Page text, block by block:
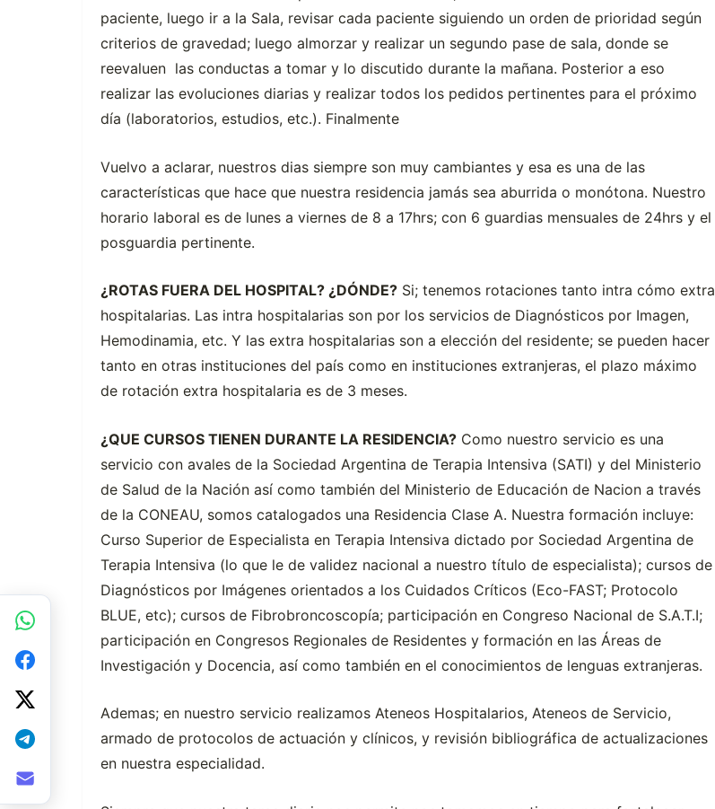
paciente, luego ir a la Sala, revisar cada paciente siguiendo un orden de prioridad según
criterios de gravedad; luego almorzar y realizar un segundo pase de sala, donde se
reevaluen las conductas a tomar y lo discutido durante la mañana. Posterior a eso
realizar las evoluciones diarias y realizar todos los pedidos pertinentes para el próximo
día (laboratorios, estudios, etc.). Finalmente
Vuelvo a aclarar, nuestros dias siempre son muy cambiantes y esa es una de las
características que hace que nuestra residencia jamás sea aburrida o monótona. Nuestro
horario laboral es de lunes a viernes de 8 a 17hrs; con 6 guardias mensuales de 24hrs y el
posguardia pertinente.
¿ROTAS FUERA DEL HOSPITAL? ¿DÓNDE? Si; tenemos rotaciones tanto intra cómo extra
hospitalarias. Las intra hospitalarias son por los servicios de Diagnósticos por Imagen,
Hemodinamia, etc. Y las extra hospitalarias son a elección del residente; se pueden hacer
tanto en otras instituciones del país como en instituciones extranjeras, el plazo máximo
de rotación extra hospitalaria es de 3 meses.
¿QUE CURSOS TIENEN DURANTE LA RESIDENCIA? Como nuestro servicio es una
servicio con avales de la Sociedad Argentina de Terapia Intensiva (SATI) y del Ministerio
de Salud de la Nación así como también del Ministerio de Educación de Nacion a través
de la CONEAU, somos catalogados una Residencia Clase A. Nuestra formación incluye:
Curso Superior de Especialista en Terapia Intensiva dictado por Sociedad Argentina de
Terapia Intensiva (lo que le de validez nacional a nuestro título de especialista); cursos de
Diagnósticos por Imágenes orientados a los Cuidados Críticos (Eco-FAST; Protocolo
BLUE, etc); cursos de Fibrobroncoscopía; participación en Congreso Nacional de S.A.T.I;
participación en Congresos Regionales de Residentes y formación en las Áreas de
Investigación y Docencia, así como también en el conocimientos de lenguas extranjeras.
Ademas; en nuestro servicio realizamos Ateneos Hospitalarios, Ateneos de Servicio,
armado de protocolos de actuación y clínicos, y revisión bibliográfica de actualizaciones
en nuestra especialidad.